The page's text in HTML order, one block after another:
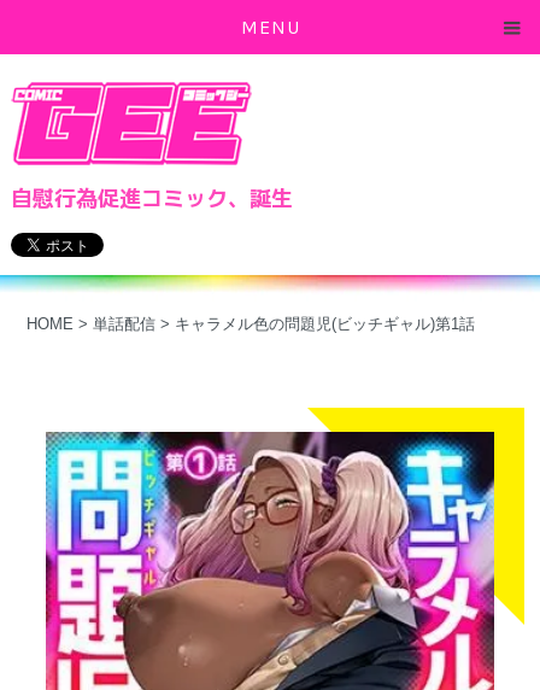
MENU
自慰行為促進コミック、誕生
HOME >単話配信 > キャラメル色の問題児(ビッチギャル)第1話